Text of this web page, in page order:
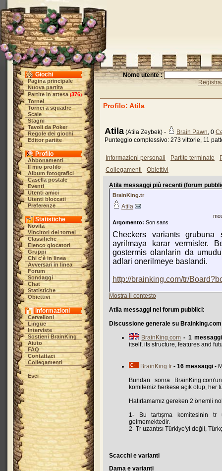
Giochi
Pagina principale
Nuova partita
Partite in attesa (376)
Tornei
Tornei a squadre
Scale
Stagni
Tavoli da Poker
Regole dei giochi
Editor partite
Profilo
Abbonamenti
Il mio profilo
Album fotografici
Casella postale
Eventi
Utenti amici
Utenti bloccati
Preferenze
Statistiche
Novità
Vincitori dei tornei
Classifiche
Elenco giocatori
Gruppi
Chi c'è in linea
Avversari in linea
Forum
Sondaggi
Chat
Statistiche
Obiettivi
Informazioni
Cervelloni
Lingue
Interviste
Sostieni BrainKing
Aiuto
FAQ
Contattaci
Collegamenti
Esci
Nome utente :
Profilo: Atila
Atila (Atila Zeybek) - Brain Pawn, 0
Punteggio complessivo: 273 vittorie, 11
Informazioni personali Partite terminate
Collegamenti
Obiettivi
Atila messaggi più recenti (forum
BrainKing.tr
Atila
Argomento: Son sans
Checkers variants
ayrilmaya karar vermisler.
gostermis olanlarin da
adlari onerilmeye baslandi.
http://brainking.com/tr/
Mostra il contesto
Atila messaggi nei forum pubblici:
Discussione generale su Brainking.com
BrainKing.com - 1
itself, its structure, features and
BrainKing.tr - 16 messaggi -
Bundan sonra
komitemiz herkese açık olup, her
Hatırlamamız gereken 2 önemli
1- Bu tartışma komitesinin tr
gelmemektedir.
2- Tr uzantısı Türkiye'yi değil,
Scacchi e varianti
Dama e varianti